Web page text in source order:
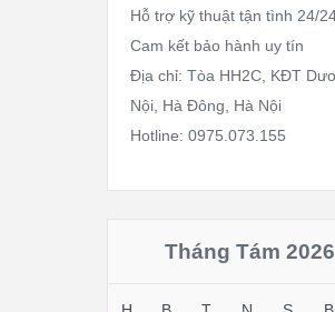
Hỗ trợ kỹ thuật tận tình 24/
Cam kết bảo hành uy tín
Địa chỉ: Tòa HH2C, KĐT
Nội, Hà Đông, Hà Nội
Hotline: 0975.073.155
Tháng Tám 2026